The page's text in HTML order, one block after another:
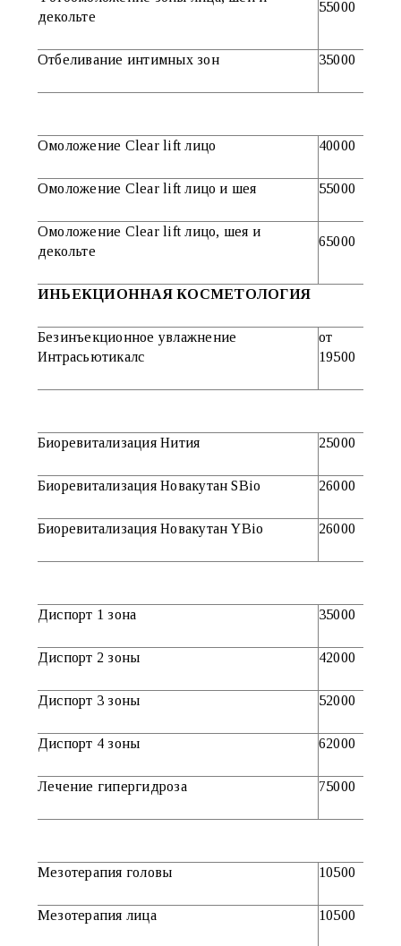
декольте
55000
Отбеливание интимных зон 35000
Омоложение Clear lift лицо 40000
Омоложение Clear lift лицо и шея 55000
Омоложение Clear lift лицо, шея и
декольте
65000
ИНЬЕКЦИОННАЯ КОСМЕТОЛОГИЯ
Безинъекционное увлажнение
Интрасьютикалс
от
19500
Биоревитализация Нития 25000
Биоревитализация Новакутан SBio 26000
Биоревитализация Новакутан YBio 26000
Диспорт 1 зона 35000
Диспорт 2 зоны 42000
Диспорт 3 зоны 52000
Диспорт 4 зоны 62000
Лечение гипергидроза 75000
Мезотерапия головы 10500
Мезотерапия лица 10500